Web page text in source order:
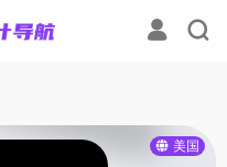
美国